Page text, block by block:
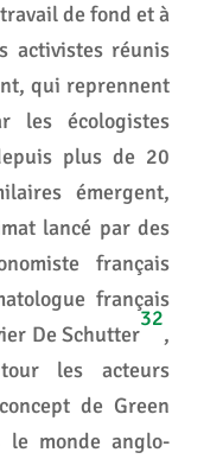
de fond et à
activistes réunis
qui reprennent
les écologistes
plus de 20
émergent,
lancé par des
français
français
De Schutter
32
,
les acteurs
de Green
le monde anglo-